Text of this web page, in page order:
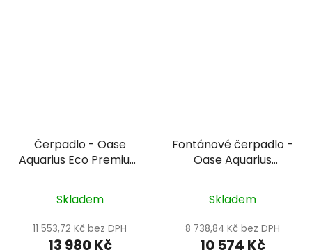
Čerpadlo - Oase
Aquarius Eco Premium
Skladem
11 553,72 Kč bez DPH
13 980 Kč
Fontánové čerpadlo -
Oase Aquarius
Skladem
8 738,84 Kč bez DPH
10 574 Kč